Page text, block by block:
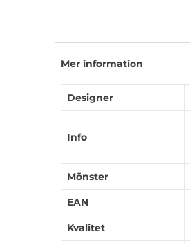
Mer information
Designer
Info
Mönster
EAN
Kvalitet